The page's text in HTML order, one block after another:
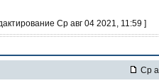
Ср авг 04 2021, 11:59 ]
Ср